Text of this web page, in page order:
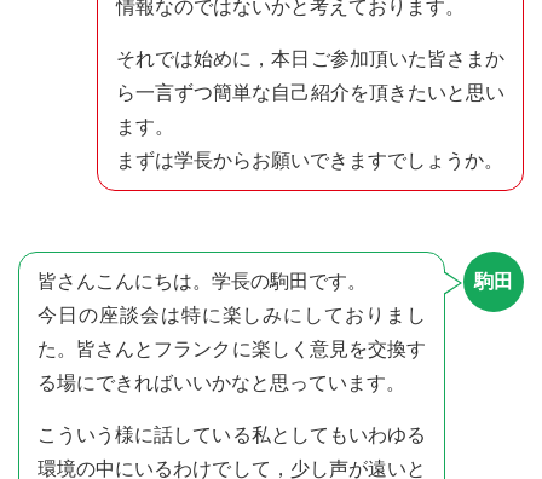
情報なのではないかと考えております。
それでは始めに，本日ご参加頂いた皆さまか
ら一言ずつ簡単な自己紹介を頂きたいと思い
ます。
まずは学長からお願いできますでしょうか。
駒田
皆さんこんにちは。学長の駒田です。
今日の座談会は特に楽しみにしておりまし
た。皆さんとフランクに楽しく意見を交換す
る場にできればいいかなと思っています。
こういう様に話している私としてもいわゆる
環境の中にいるわけでして，少し声が遠いと